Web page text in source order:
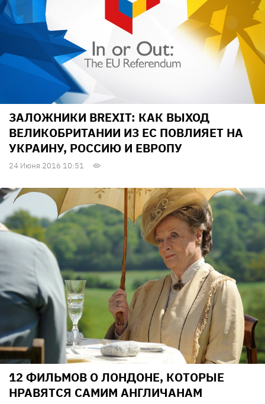
ЗАЛОЖНИКИ BREXIT: КАК ВЫХОД
ВЕЛИКОБРИТАНИИ ИЗ ЕС ПОВЛИЯЕТ НА
УКРАИНУ, РОССИЮ И ЕВРОПУ
24 Июня 2016 10:51
12 ФИЛЬМОВ О ЛОНДОНЕ, КОТОРЫЕ
НРАВЯТСЯ САМИМ АНГЛИЧАНАМ